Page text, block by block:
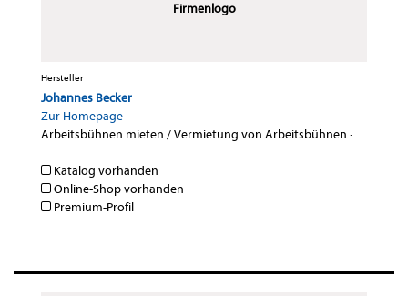
Firmenlogo
Hersteller
Johannes Becker
Zur Homepage
Arbeitsbühnen mieten / Vermietung von Arbeitsbühnen ·
Katalog vorhanden
Online-Shop vorhanden
Premium-Profil